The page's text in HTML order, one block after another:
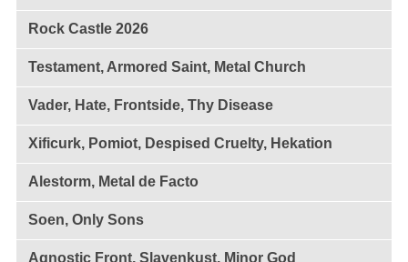
Rock Castle 2026
Testament, Armored Saint, Metal Church
Vader, Hate, Frontside, Thy Disease
Xificurk, Pomiot, Despised Cruelty, Hekation
Alestorm, Metal de Facto
Soen, Only Sons
Agnostic Front, Slavenkust, Minor God